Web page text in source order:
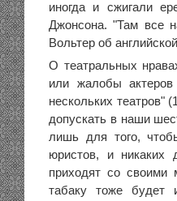
иногда и сжигали
Джонсона. "Там все
Вольтер об
О театральных
или жалобы
нескольких театров"
допускать в наши
лишь для того,
юристов, и никаких
приходят со своими
табаку тоже будет